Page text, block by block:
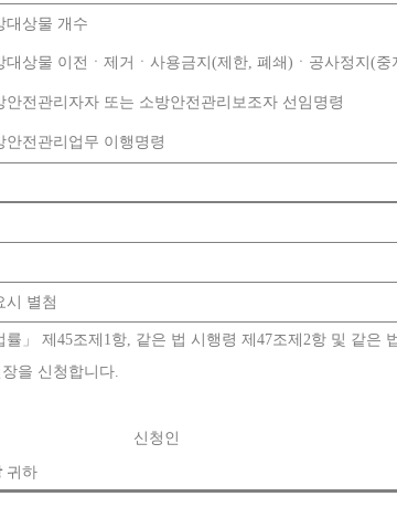
대상물 개수
대상물 이전ㆍ제거ㆍ사용금지 (제한, 폐쇄 ) ㆍ공사정지 (중
안전관리자자 또는 소방안전관리보조자 선임명령
안전관리업무 이행명령
시 별첨
률 」 제 45조제 1항, 같은 법 시행령 제 47조제 2항 및 같은
을 신청합니다.
신청인
귀하